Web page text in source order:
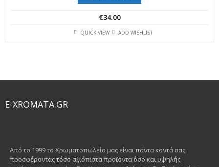
€34.00
QUICK VIEW ADD WISHLIST
E-XROMATA.GR
Από το 1999 το Χρωματοπωλείο μας είναι πάντα κοντά σας
προσφέροντας τόσο αξιόπιστα προϊόντα όσο και υψηλής